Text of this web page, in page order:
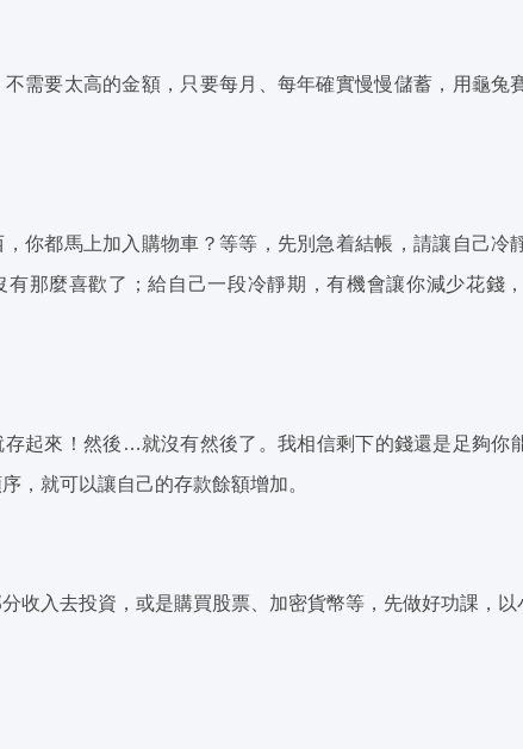
需要太高的金額，只要每月、每年確實慢慢儲蓄，用龜兔
你都馬上加入購物車？等等，先別急着結帳，請讓自己冷
有那麼喜歡了；給自己一段冷靜期，有機會讓你減少花錢
存起來！然後…就沒有然後了。我相信剩下的錢還是足夠
，就可以讓自己的存款餘額增加。
收入去投資，或是購買股票、加密貨幣等，先做好功課，以